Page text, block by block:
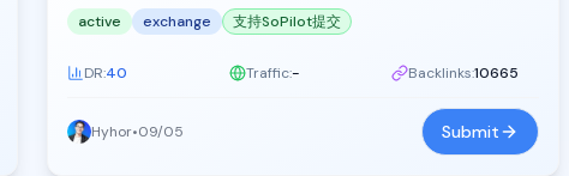
active
exchange 支持SoPilot提交
DR:40 Traffic:- Backlinks:10665
Hyhor•09/05 Submit